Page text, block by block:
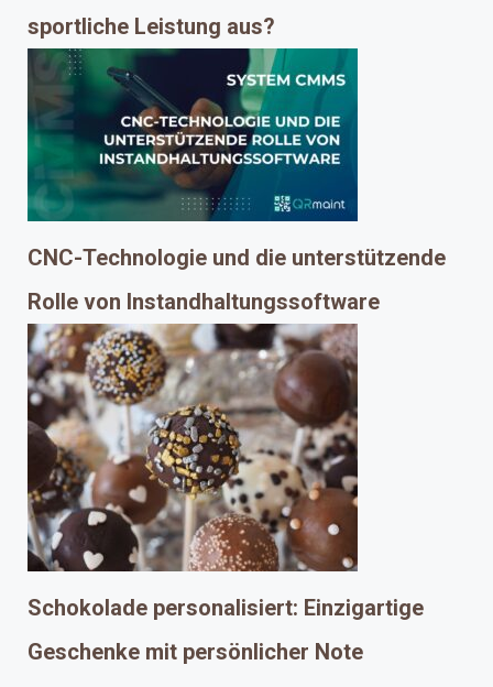
sportliche Leistung aus?
CNC-Technologie und die unterstützende
Rolle von Instandhaltungssoftware
Schokolade personalisiert: Einzigartige
Geschenke mit persönlicher Note